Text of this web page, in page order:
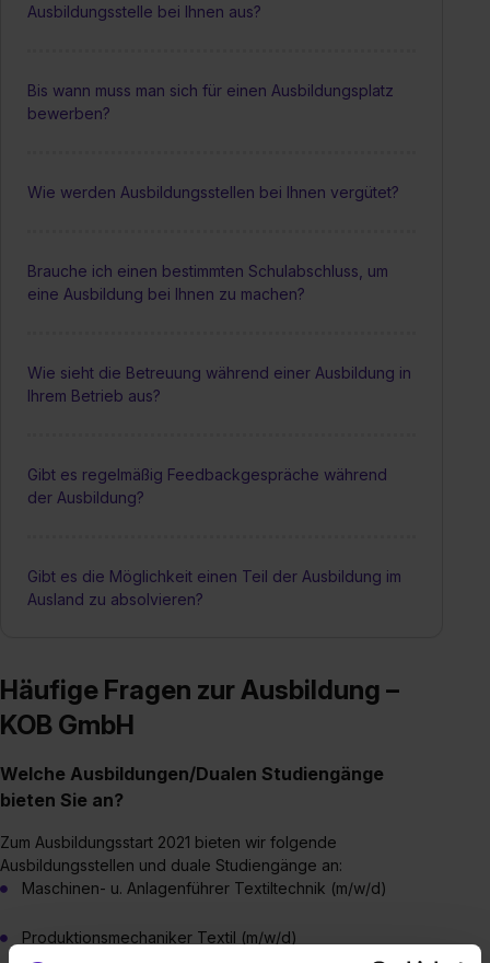
Ausbildungsstelle bei Ihnen aus?
Bis wann muss man sich für einen Ausbildungsplatz
bewerben?
Wie werden Ausbildungsstellen bei Ihnen vergütet?
Brauche ich einen bestimmten Schulabschluss, um
eine Ausbildung bei Ihnen zu machen?
Wie sieht die Betreuung während einer Ausbildung in
Ihrem Betrieb aus?
Gibt es regelmäßig Feedbackgespräche während
der Ausbildung?
Gibt es die Möglichkeit einen Teil der Ausbildung im
Ausland zu absolvieren?
Häufige Fragen zur Ausbildung –
KOB GmbH
Welche Ausbildungen/Dualen Studiengänge
bieten Sie an?
Zum Ausbildungsstart 2021 bieten wir folgende
Ausbildungsstellen und duale Studiengänge an:
Maschinen- u. Anlagenführer Textiltechnik (m/w/d)
Produktionsmechaniker Textil (m/w/d)